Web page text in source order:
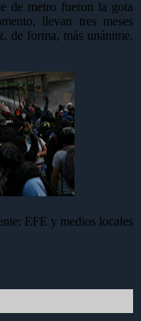
de metro fueron la gota
llevan tres meses
de forma, más unánime,
EFE y medios locales